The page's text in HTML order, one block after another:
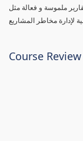
ملموسة و فعالة مثل
Course Review